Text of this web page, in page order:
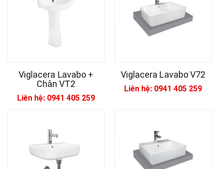
Viglacera Lavabo +
Chân VT2
Liên hệ: 0941 405 259
Viglacera Lavabo V72
Liên hệ: 0941 405 259